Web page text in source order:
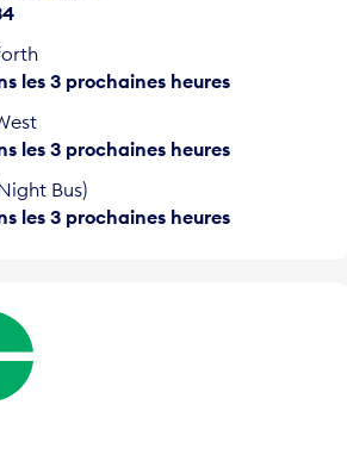
les 3 prochaines heures
les 3 prochaines heures
Bus)
les 3 prochaines heures